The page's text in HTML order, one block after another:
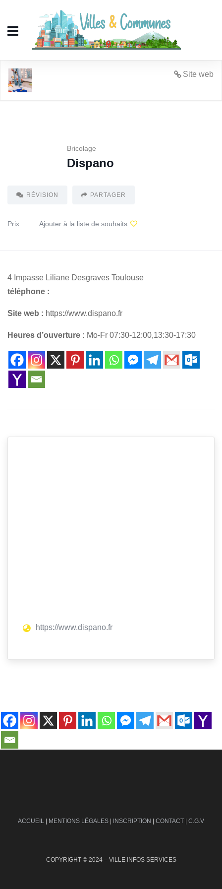
Site web
Bricolage
Dispano
RÉVISION PARTAGER
Prix Ajouter à la liste de souhaits
4 Impasse Liliane Desgraves Toulouse
téléphone :
Site web : https://www.dispano.fr
Heures d’ouverture : Mo-Fr 07:30-12:00,13:30-17:30
https://www.dispano.fr
ACCUEIL | MENTIONS LÉGALES | INSCRIPTION | CONTACT | C.G.V
COPYRIGHT © 2024 – VILLE INFOS SERVICES